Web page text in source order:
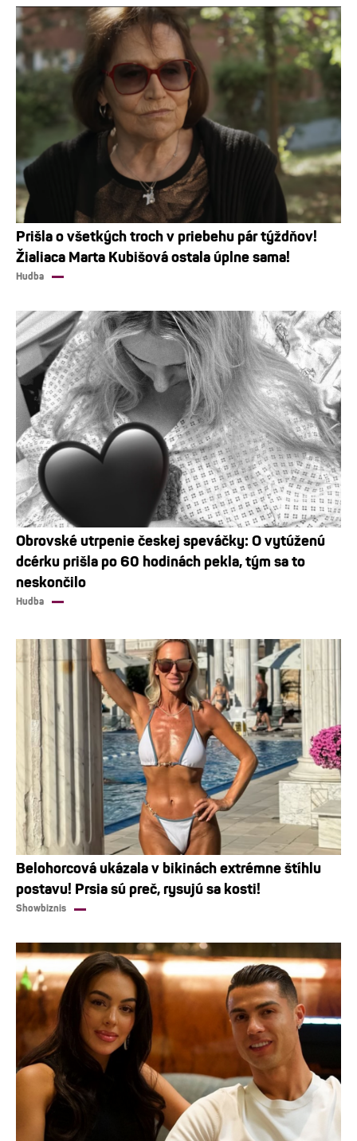
Prišla o všetkých troch v priebehu pár týždňov!
Žialiaca Marta Kubišová ostala úplne sama!
Hudba
Obrovské utrpenie českej speváčky: O vytúženú
dcérku prišla po 60 hodinách pekla, tým sa to
neskončilo
Hudba
Belohorcová ukázala v bikinách extrémne štíhlu
postavu! Prsia sú preč, rysujú sa kosti!
Showbiznis